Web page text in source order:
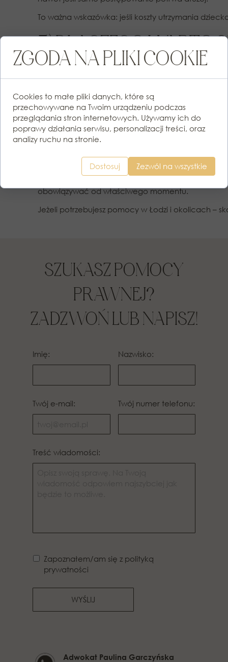
To ważna wskazówka: jeśli koszty utrzymania
5) DLACZEGO WARTO
POZWU?
żeby „napisać długi pozew”, tylko żeby pozew był
Jeżeli sprawa dotyczy Łodzi lub okolic, wsparcie
prowadzenie sprawy w sądzie.
PODSUMOWANIE
Skuteczne podwyższenie alimentów zaczyna się
obowiązywać od właściwego momentu.
Jeżeli potrzebujesz pomocy w Łodzi i okolicach –
SZUKASZ POMOCY
PRAWNEJ?
ZADZWOŃ LUB NAPISZ!
Adwokat Paulina Garczyńska
Imię: Nazwisko:
Twój e-mail: Twój numer telefonu:
Treść wiadomości:
Zapoznałem/am się z polityką
prywatności
WYŚLIJ
ZGODA NA PLIKI COOKIE
Cookies to małe pliki danych, które są
przechowywane na Twoim urządzeniu podczas
przeglądania stron internetowych. Używamy ich do
poprawy działania serwisu, personalizacji treści, oraz
analizy ruchu na stronie.
Dostosuj Zezwól na wszystkie